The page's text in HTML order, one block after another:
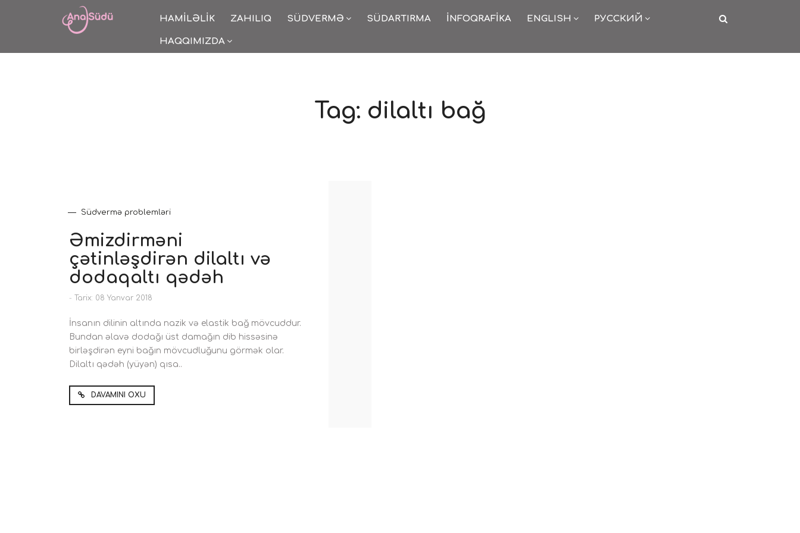
HAMILƏLIK ZAHILIQ SÜDVERMƏ SÜDARTIRMA İNFOQRAFIKA ENGLISH РУССКИЙ
HAQQIMIZDA
Tag: dilaltı bağ
Südvermə problemləri
Əmizdirməni
çətinləşdirən dilaltı və
dodaqaltı qədəh
- Tarix: 08 Yanvar 2018
İnsanın dilinin altında nazik və elastik bağ mövcuddur.
Bundan əlavə dodağı üst damağın dib hissəsinə
birləşdirən eyni bağın mövcudluğunu görmək olar.
Dilaltı qədəh (yüyən) qısa..
DAVAMINI OXU